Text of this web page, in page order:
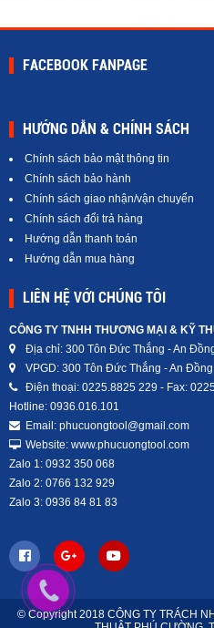
FACEBOOK FANPAGE
HƯỚNG DẪN & CHÍNH SÁCH
Chính sách bảo mật thông tin
Chính sách bảo hành
Chính sách giao nhận/vận chuyển
Chính sách đổi trả hàng
Hướng dẫn thanh toán
Hướng dẫn mua hàng
LIÊN HỆ VỚI CHÚNG TÔI
CÔNG TY TNHH THƯƠNG MẠI & KỸ
Địa chỉ: 300 Tôn Đức Thắng - An
VPGD: 300 Tôn Đức Thắng - An
Điện thoại: 0225.8825 229 - Fax:
Hotline: 0936.016.101
Email: phucuongtool@gmail.com
Website: www.phucuongtool.com
Zalo 1: 0932 350 068
Zalo 2: 0766 132 929
Zalo 3: 0936 84 81 83
© Copyright 2018 CÔNG TY TRÁCH